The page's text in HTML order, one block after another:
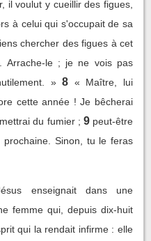
il voulut y cueillir des figues,
à celui qui s'occupait de sa
chercher des figues à cet
Arrache-le ; je ne vois pas
» 8 « Maître, lui
cette année ! Je bêcherai
du fumier ; 9 peut-être
Sinon, tu le feras
enseignait dans une
femme qui, depuis dix-huit
qui la rendait infirme : elle